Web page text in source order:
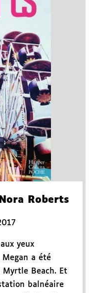
Roberts
yeux
a été
Myrtle Beach. Et
balnéaire